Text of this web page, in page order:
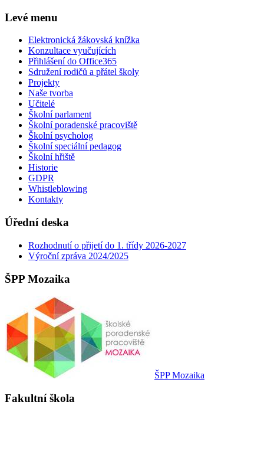
Levé menu
Elektronická žákovská knížka
Konzultace vyučujících
Přihlášení do Office365
Sdružení rodičů a přátel školy
Projekty
Naše tvorba
Učitelé
Školní parlament
Školní poradenské pracoviště
Školní psycholog
Školní speciální pedagog
Školní hřiště
Historie
GDPR
Whistleblowing
Kontakty
Úřední deska
Rozhodnutí o přijetí do 1. třídy 2026-2027
Výroční zpráva 2024/2025
ŠPP Mozaika
ŠPP Mozaika
Fakultní škola